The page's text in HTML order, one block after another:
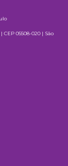
CEP 05508-020 | São